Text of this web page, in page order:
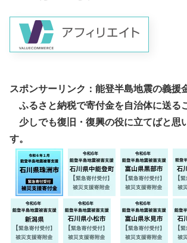
スポンサーリンク：能登半島地震の義援
ふるさと納税で寄付金を自治体に送る
少しでも復旧・復興の役に立てばと思
す。